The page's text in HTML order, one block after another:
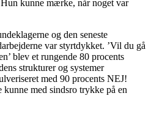
kunne mærke, når noget var
og den seneste
var styrtdykket. ’Vil du gå
blev et rungende 80 procents
strukturer og systemer
med 90 procents NEJ!
kunne med sindsro trykke på en